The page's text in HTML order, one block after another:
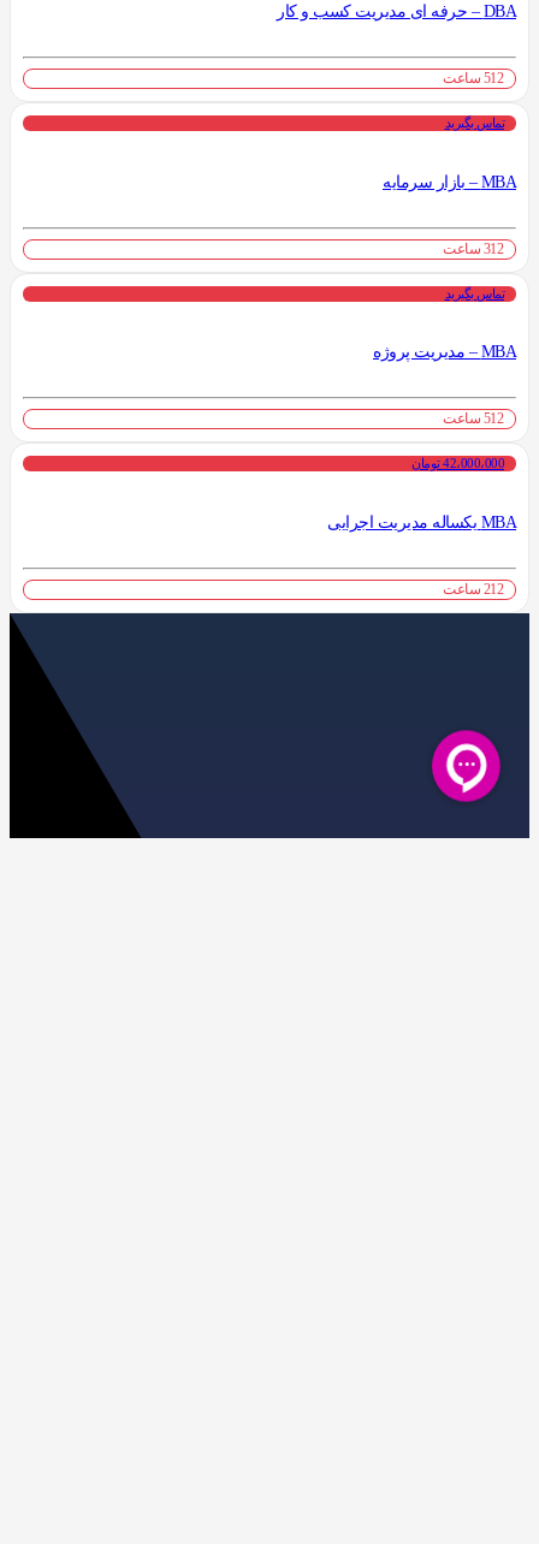
DBA – حرفه ای مدیریت کسب و کار
512 ساعت
تماس بگیرید
MBA – بازار سرمایه
312 ساعت
تماس بگیرید
MBA – مدیریت پروژه
512 ساعت
42،000،000 تومان
MBA یکساله مدیریت اجرایی
212 ساعت